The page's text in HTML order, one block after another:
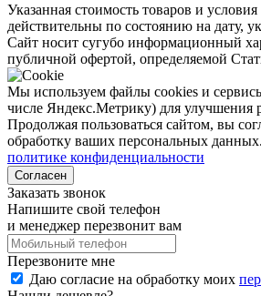
Указанная стоимость товаров и
действительны по состоянию на дату,
Сайт носит сугубо информационный
публичной офертой, определяемой
Мы используем файлы cookies и
числе Яндекс.Метрику) для улучшения
Продолжая пользоваться сайтом, вы
обработку ваших персональных
политике конфиденциальности
Согласен
Заказать звонок
Напишите свой телефон
и менеджер перезвонит вам
Перезвоните мне
Даю согласие на обработку моих